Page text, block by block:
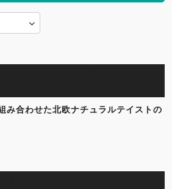
み合わせた北欧ナチュラルテイストの